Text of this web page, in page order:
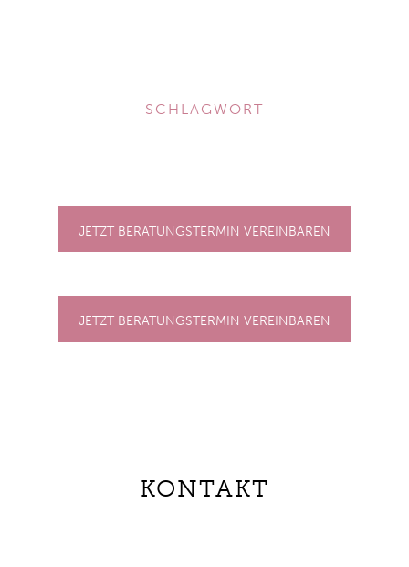
SCHLAGWORT
JETZT BERATUNGSTERMIN VEREINBAREN
JETZT BERATUNGSTERMIN VEREINBAREN
KONTAKT